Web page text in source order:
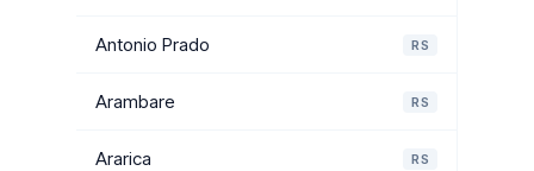
Antonio Prado RS
Arambare RS
Ararica RS